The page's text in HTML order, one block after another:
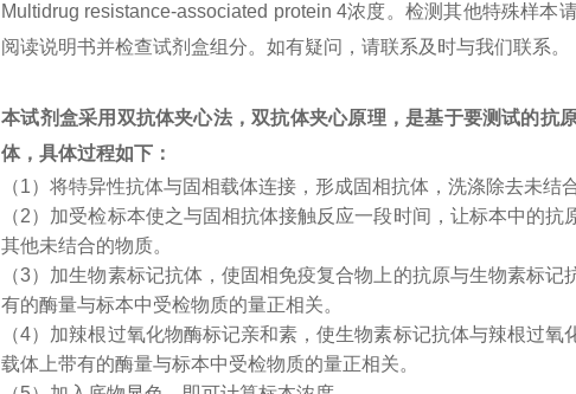
Multidrug resistance-associated protein 4浓度。检测其他特殊样
阅读说明书并检查试剂盒组分。如有疑问，请联系及时与我们联系。
本试剂盒采用双抗体夹心法，双抗体夹心原理，是基于要测试的抗
体，具体过程如下：
（1）将特异性抗体与固相载体连接，形成固相抗体，洗涤除去未结
（2）加受检标本使之与固相抗体接触反应一段时间，让标本中的
其他未结合的物质。
（3）加生物素标记抗体，使固相免疫复合物上的抗原与生物素标
有的酶量与标本中受检物质的量正相关。
（4）加辣根过氧化物酶标记亲和素，使生物素标记抗体与辣根过
载体上带有的酶量与标本中受检物质的量正相关。